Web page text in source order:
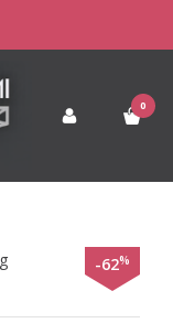
0
BeeSweet IA
36(S)
-62%